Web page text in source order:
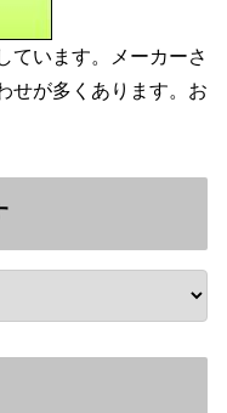
ています。メーカーさ
せが多くあります。お